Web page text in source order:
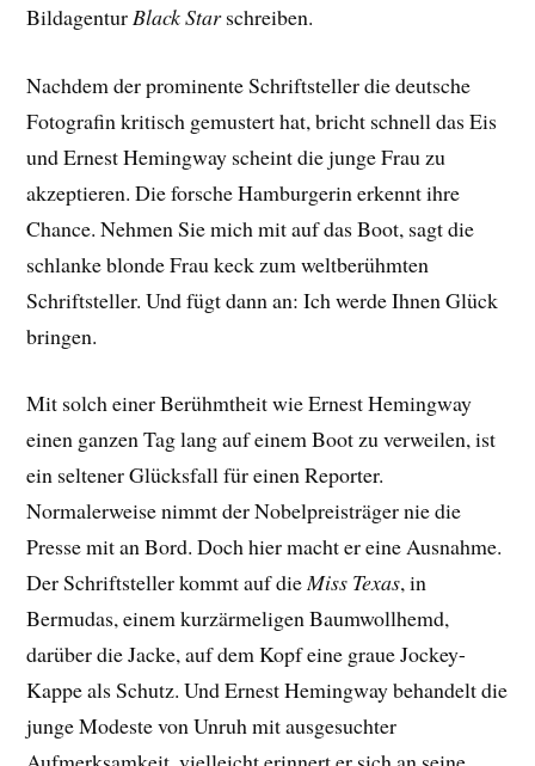
BildagenturBlack Starschreiben.
Nachdem der prominente Schriftsteller die deutsche
Fotografin kritisch gemustert hat, bricht schnell das Eis
und Ernest Hemingway scheint die junge Frau zu
akzeptieren. Die forsche Hamburgerin erkennt ihre
Chance. Nehmen Sie mich mit auf das Boot, sagt die
schlanke blonde Frau keck zum weltberühmten
Schriftsteller. Und fügt dann an: Ich werde Ihnen Glück
bringen.
Mit solch einer Berühmtheit wie Ernest Hemingway
einen ganzen Tag lang auf einem Boot zu verweilen, ist
ein seltener Glücksfall für einen Reporter.
Normalerweise nimmt der Nobelpreisträger nie die
Presse mit an Bord. Doch hier macht er eine Ausnahme.
Der Schriftsteller kommt auf dieMiss Texas, in
Bermudas, einem kurzärmeligen Baumwollhemd,
darüber die Jacke, auf dem Kopf eine graue Jockey-
Kappe als Schutz. Und Ernest Hemingway behandelt die
junge Modeste von Unruh mit ausgesuchter